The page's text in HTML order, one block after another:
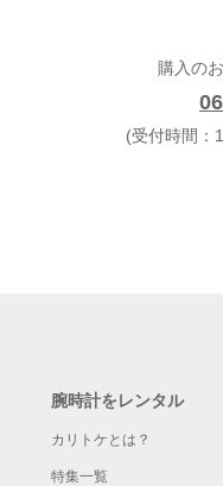
購入の
(受付時間：
腕時計をレンタル
カリトケとは？
特集一覧